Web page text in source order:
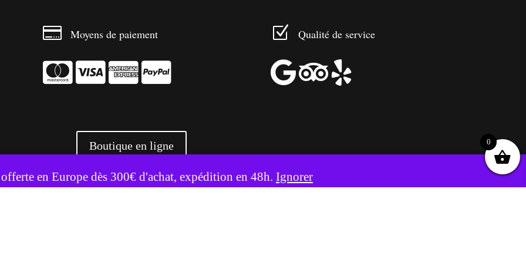
en Europe dès 300€ d'achat, expédition en 48h. Ignorer
 Moyens de paiement
  
Z Qualité de service

Boutique en ligne
+ 3500 références livrées partout en Europe
utilise des cookies pour améliorer votre expérience. Accepter Refuser
0